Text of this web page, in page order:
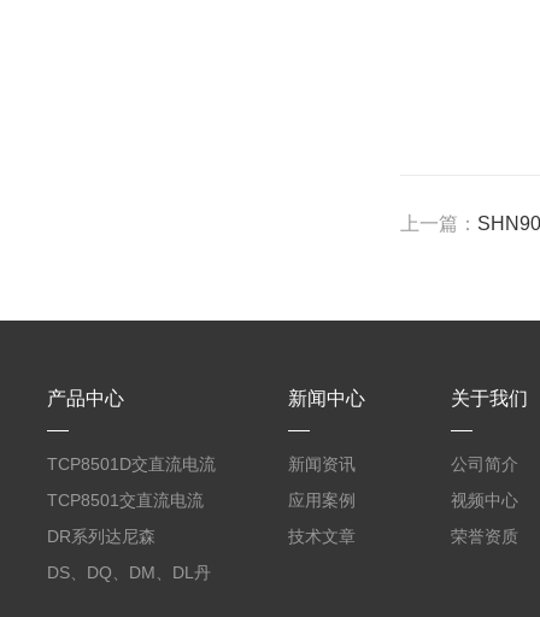
上一篇：
产品中心
TCP8501D交直流电流
探头500A
TCP8501交直流电流
探头500A
DR系列达尼森
Danisense高精度电流
DS、DQ、DM、DL丹
新闻中心
新闻资讯
应用案例
技术文章
关于我们
公司简介
视频中心
荣誉资质